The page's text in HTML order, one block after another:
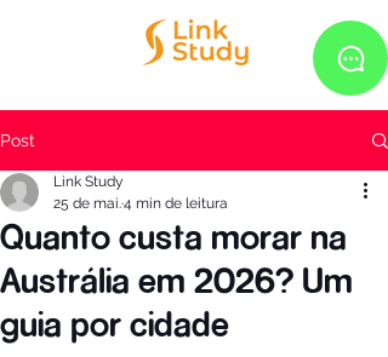
Post
Quanto custa morar na
Austrália em 2026? Um
guia por cidade
Link Study
25 de mai.4 min de leitura